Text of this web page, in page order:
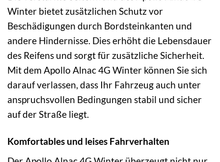
Winter bietet zusätzlichen Schutz vor
Beschädigungen durch Bordsteinkanten und
andere Hindernisse. Dies erhöht die Lebensdauer
des Reifens und sorgt für zusätzliche Sicherheit.
Mit dem Apollo Alnac 4G Winter können Sie sich
darauf verlassen, dass Ihr Fahrzeug auch unter
anspruchsvollen Bedingungen stabil und sicher
auf der Straße liegt.
Komfortables und leises Fahrverhalten